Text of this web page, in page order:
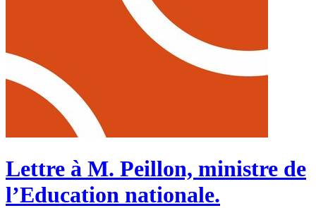
Lettre à M. Peillon, ministre de
l’Education nationale.